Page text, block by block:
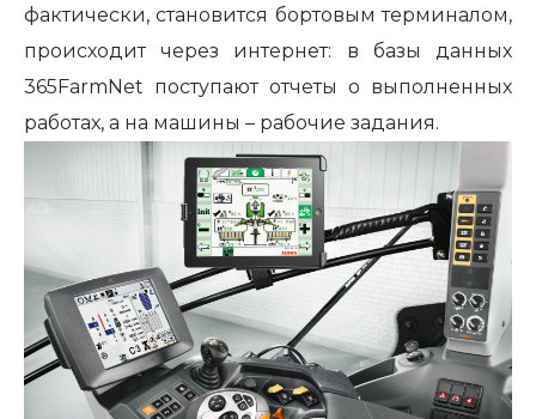
фактически, становится бортовым терминалом,
происходит через интернет: в базы данных
365FarmNet поступают отчеты о выполненных
работах, а на машины – рабочие задания.